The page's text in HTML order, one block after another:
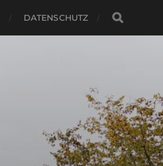
DATENSCHUTZ